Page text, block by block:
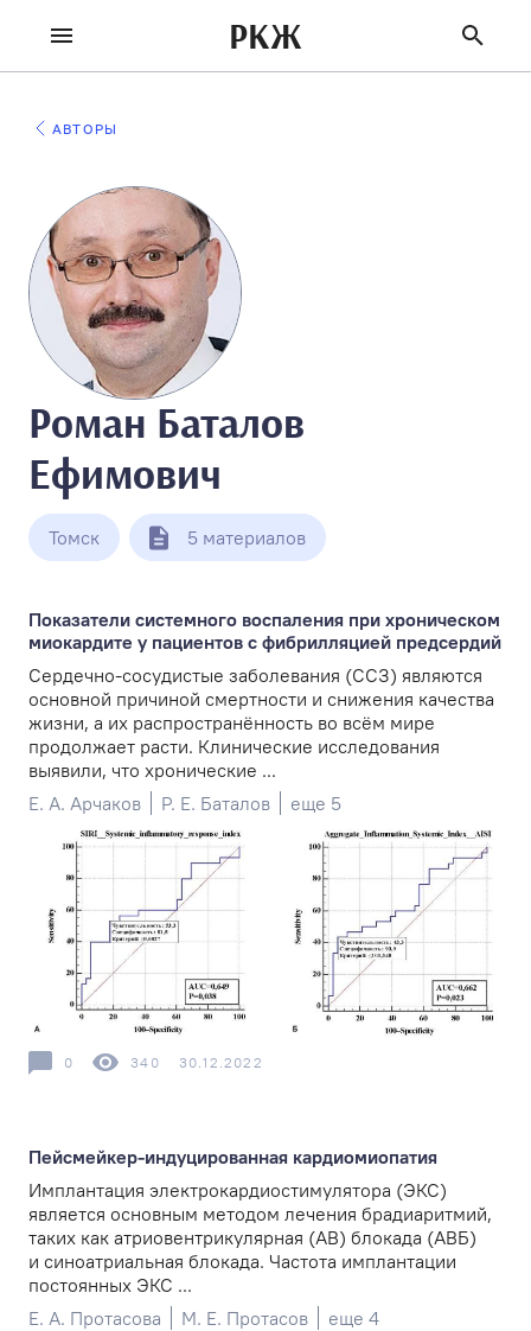
РКЖ
АВТОРЫ
Роман Баталов
Ефимович
Томск 5 материалов
Показатели системного воспаления при хроническом
миокардите у пациентов с фибрилляцией предсердий
Сердечно-сосудистые заболевания (ССЗ) являются
основной причиной смертности и снижения качества
жизни, а их распространённость во всём мире
продолжает расти. Клинические исследования
выявили, что хронические ...
Е. А. Арчаков
Р. Е. Баталов еще 5
0 340 30.12.2022
Пейсмейкер-­индуцированная кардиомиопатия
Имплантация электрокардиостимулятора (ЭКС)
является основным методом лечения брадиаритмий,
таких как атриовентрикулярная (АВ) блокада (АВБ)
и синоатриальная блокада. Частота имплантации
постоянных ЭКС ...
Е. А. Протасова
М. Е. Протасов еще 4